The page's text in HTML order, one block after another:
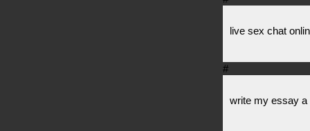
live sex chat
#
write my essay a